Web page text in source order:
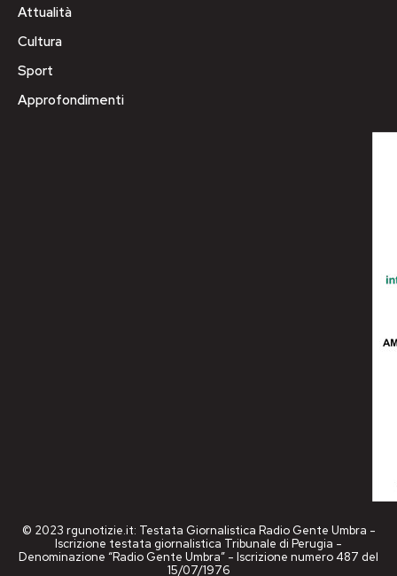
Attualità
Cultura
Sport
Approfondimenti
© 2023 rgunotizie.it: Testata Giornalistica Radio Gente Umbra -
Iscrizione testata giornalistica Tribunale di Perugia -
Denominazione “Radio Gente Umbra” - Iscrizione numero 487 del
15/07/1976